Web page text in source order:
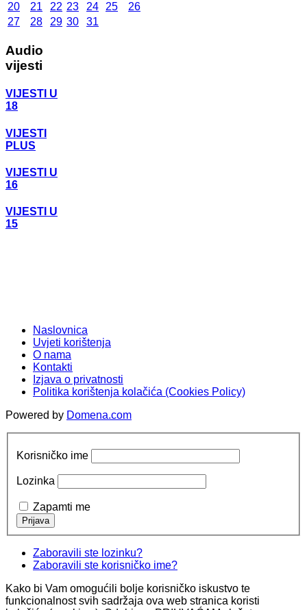
20
21 22 23 24 25
26
27
28 29 30 31
Audio
vijesti
VIJESTI U
18
VIJESTI
PLUS
VIJESTI U
16
VIJESTI U
15
Naslovnica
Uvjeti korištenja
O nama
Kontakti
Izjava o privatnosti
Politika korištenja kolačića (Cookies Policy)
Powered by Domena.com
Korisničko ime
Lozinka
Zapamti me
Zaboravili ste lozinku?
Zaboravili ste korisničko ime?
Kako bi Vam omogućili bolje korisničko iskustvo te
funkcionalnost svih sadržaja ova web stranica koristi